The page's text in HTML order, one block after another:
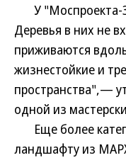
У "Моспроекта-
Деревья в них не
приживаются
жизнестойкие и
пространства",—
одной из
Еще более
ландшафту из